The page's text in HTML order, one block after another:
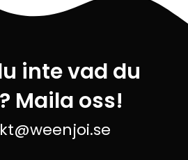
inte vad du
Maila oss!